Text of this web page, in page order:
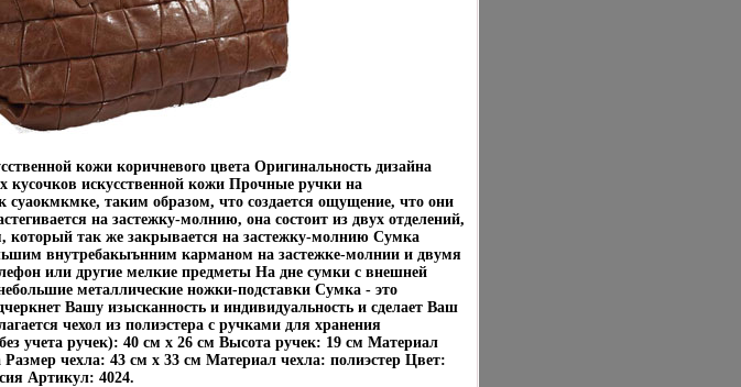
кожи коричневого цвета Оригинальность дизайна
кусочков искусственной кожи Прочные ручки на
суаокмкмке, таким образом, что создается ощущение, что они
на застежку-молнию, она состоит из двух отделений,
так же закрывается на застежку-молнию Сумка
внутребакыънним карманом на застежке-молнии и двумя
или другие мелкие предметы На дне сумки с внешней
металлические ножки-подставки Сумка - это
Вашу изысканность и индивидуальность и сделает Ваш
чехол из полиэстера с ручками для хранения
учета ручек): 40 см х 26 см Высота ручек: 19 см Материал
чехла: 43 см х 33 см Материал чехла: полиэстер Цвет:
Артикул: 4024.